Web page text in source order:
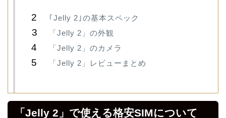
｢Jelly 2｣の基本スペック
「Jelly 2」の外観
「Jelly 2」のカメラ
「Jelly 2」レビューまとめ
「Jelly 2」で使える格安SIMについて